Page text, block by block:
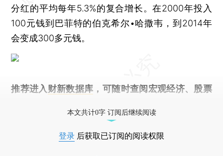
分红的平均每年5.3%的复合增长。在2000年投入
100元钱到巴菲特的伯克希尔•哈撒韦，到2014年
会变成300多元钱。
推荐进入 财新数据库 ，可随时查阅宏观经济、股票
本文共计0字 订阅后继续阅读
登录 后获取已订阅的阅读权限